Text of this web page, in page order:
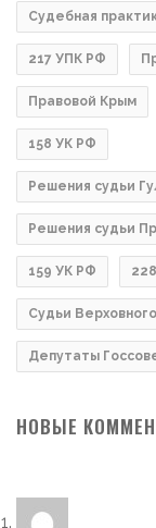
Судебная
217 УПК РФ
Правовой Крым
158 УК РФ
Решения судьи
Решения судьи
159 УК РФ
Судьи
Депутаты
НОВЫЕ